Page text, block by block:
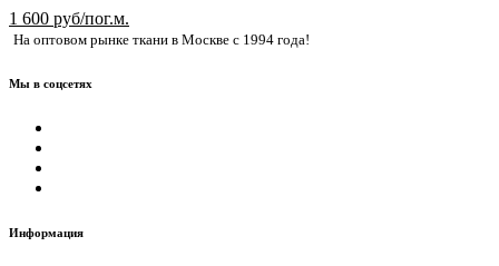
1 600 руб/пог.м.
На оптовом рынке ткани в Москве с 1994 года!
Мы в соцсетях
Информация